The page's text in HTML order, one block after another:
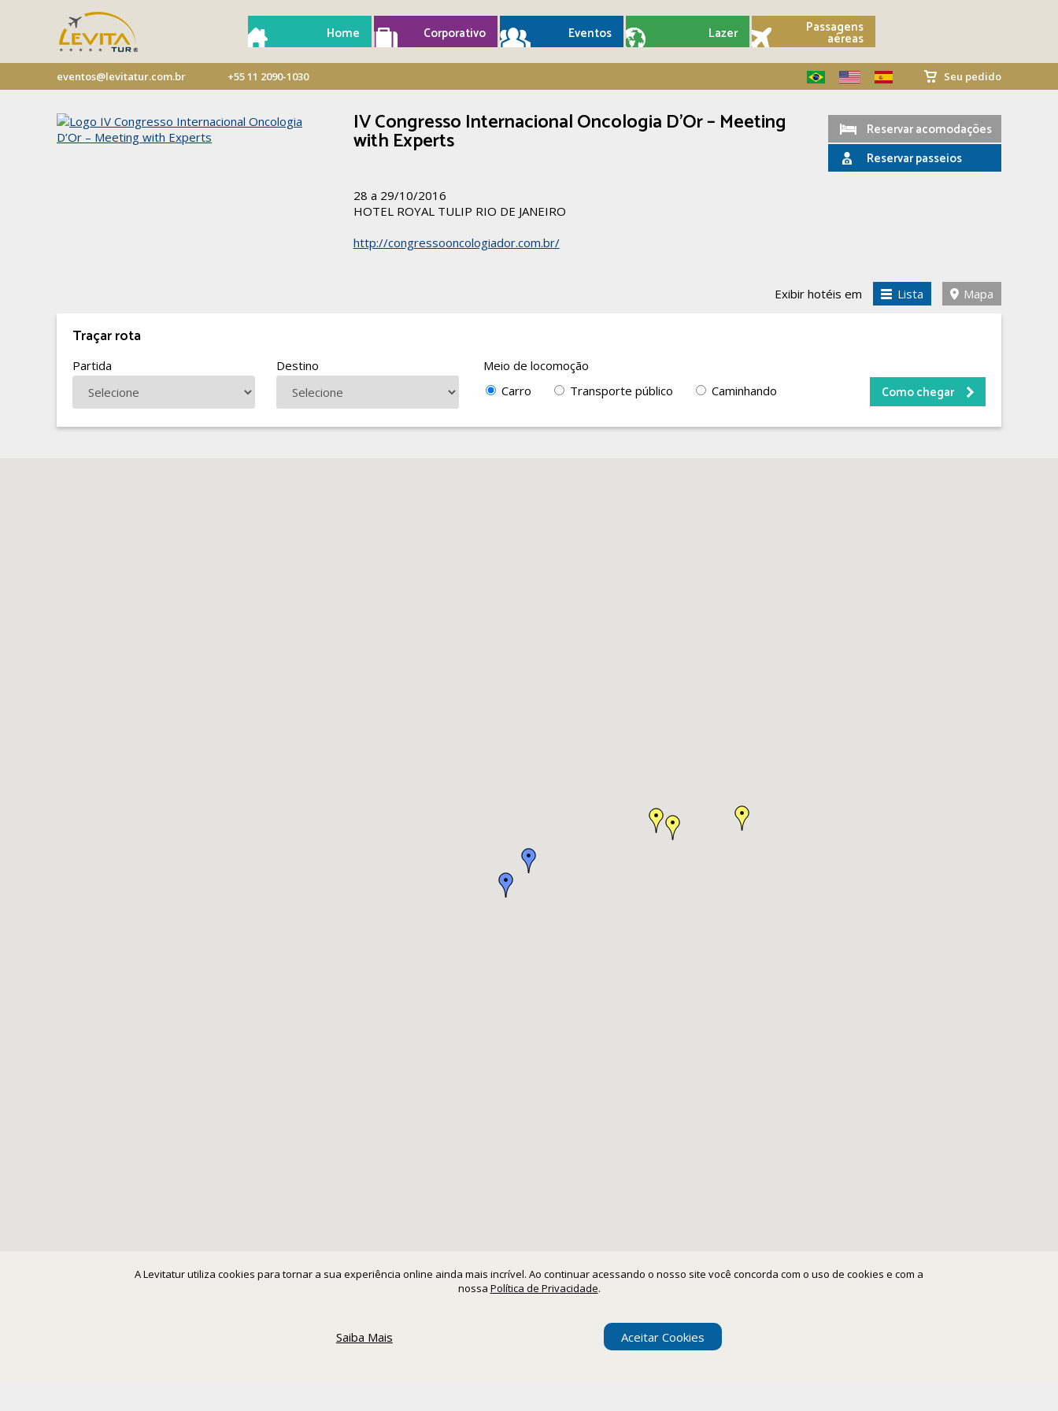
Home Corporativo Eventos Lazer Passagens
aéreas
eventos@levitatur.com.br +55 11 2090-1030 Seu pedido
A Levitatur utiliza cookies para tornar a sua experiência online ainda mais incrível. Ao continuar acessando o nosso site você concorda com o uso de cookies e com a
nossa Política de Privacidade.
Saiba Mais Aceitar Cookies
IV Congresso Internacional Oncologia D’Or – Meeting
with Experts
28 a 29/10/2016
HOTEL ROYAL TULIP RIO DE JANEIRO
http://congressooncologiador.com.br/
Reservar acomodações
Reservar passeios
Exibir hotéis em Lista Mapa
Traçar rota
Partida Destino
Meio de locomoção
Carro
Transporte público Caminhando